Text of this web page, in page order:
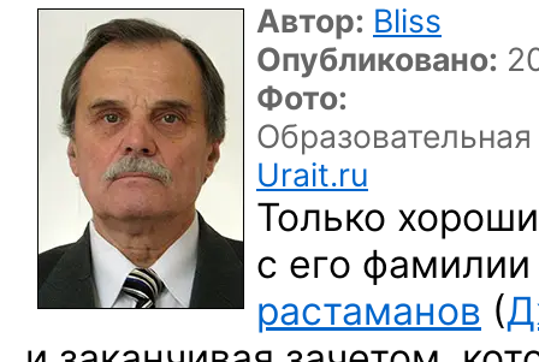
Автор: Bliss
Опубликовано:
Фото:
Urait.ru
Только
с его
растаманов (